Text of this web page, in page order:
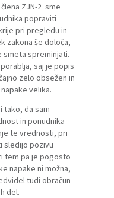
ZJN-2 sme
popraviti
pri pregledu in
zakona še določa,
smeta spreminjati.
saj je popis
zelo obsežen in
velika.
tako, da sam
in ponudnika
te vrednosti, pri
sledijo pozivu
tem pa je pogosto
napake ni možna,
tudi obračun
del.